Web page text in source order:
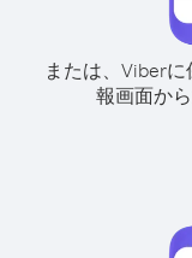
または、Viber
報画面か